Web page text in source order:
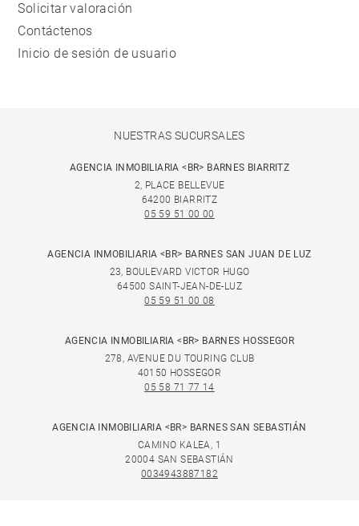
Solicitar valoración
Contáctenos
Inicio de sesión de usuario
NUESTRAS SUCURSALES
AGENCIA INMOBILIARIA <BR> BARNES BIARRITZ
2, PLACE BELLEVUE
64200 BIARRITZ
05 59 51 00 00
AGENCIA INMOBILIARIA <BR> BARNES SAN JUAN DE LUZ
23, BOULEVARD VICTOR HUGO
64500 SAINT-JEAN-DE-LUZ
05 59 51 00 08
AGENCIA INMOBILIARIA <BR> BARNES HOSSEGOR
278, AVENUE DU TOURING CLUB
40150 HOSSEGOR
05 58 71 77 14
AGENCIA INMOBILIARIA <BR> BARNES SAN SEBASTIÁN
CAMINO KALEA, 1
20004 SAN SEBASTIÁN
0034943887182